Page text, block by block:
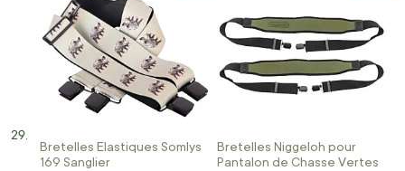
Bretelles Elastiques Somlys
169 Sanglier
Bretelles Niggeloh pour
Pantalon de Chasse Vertes